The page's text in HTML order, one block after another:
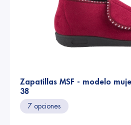
Zapatillas MSF - modelo
38
7 opciones